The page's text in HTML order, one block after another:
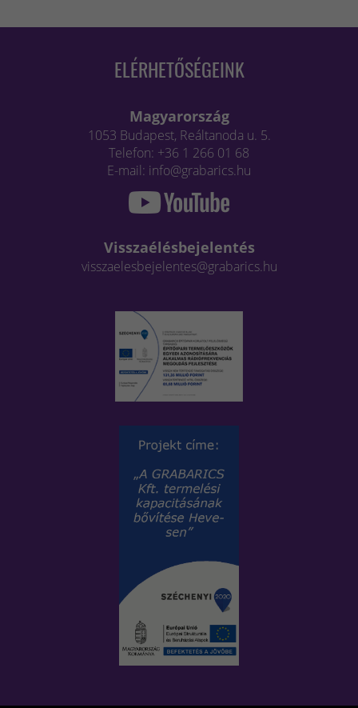
ELÉRHETŐSÉGEINK
Magyarország
1053 Budapest, Reáltanoda u. 5.
Telefon: +36 1 266 01 68
E-mail: info@grabarics.hu
Visszaélésbejelentés
visszaelesbejelentes@grabarics.hu